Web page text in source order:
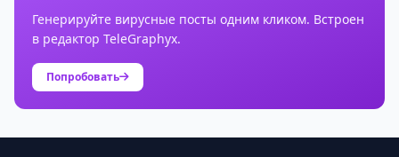
Генерируйте вирусные посты одним кликом. Встроен
в редактор TeleGraphyx.
Попробовать